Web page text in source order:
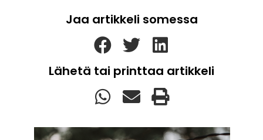
Jaa artikkeli somessa
Lähetä tai printtaa artikkeli